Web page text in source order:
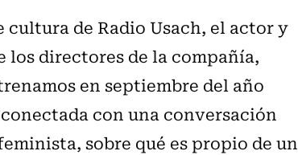
de Radio Usach, el actor y
directores de la compañía,
en septiembre del año
con una conversación
sobre qué es propio de un